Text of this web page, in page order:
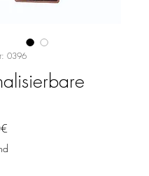
0396
Preis